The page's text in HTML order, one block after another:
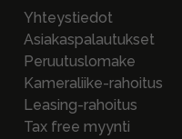
Yhteystiedot
Asiakaspalautukset
Peruutuslomake
Kameraliike-rahoitus
Leasing-rahoitus
Tax free myynti